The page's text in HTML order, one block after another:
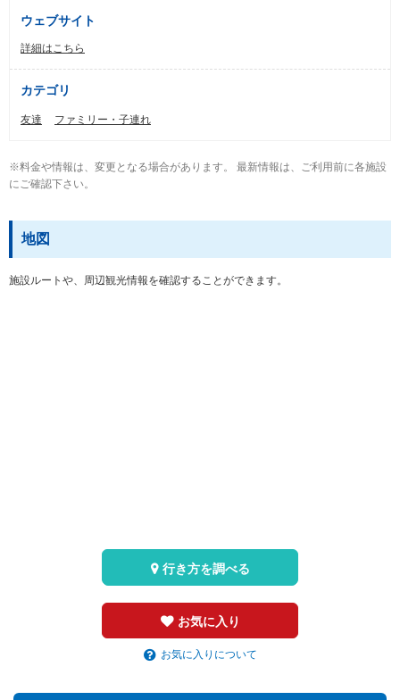
ウェブサイト
詳細はこちら
カテゴリ
友達 ファミリー・子連れ
※料金や情報は、変更となる場合があります。 最新情報は、ご利用前に各施設
にご確認下さい。
地図
施設ルートや、周辺観光情報を確認することができます。
お気に入り
お気に入りについて
行き方を調べる